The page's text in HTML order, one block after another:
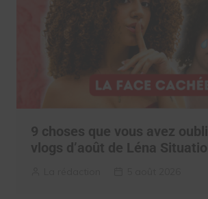
9 choses que vous avez
vlogs d’août de Léna